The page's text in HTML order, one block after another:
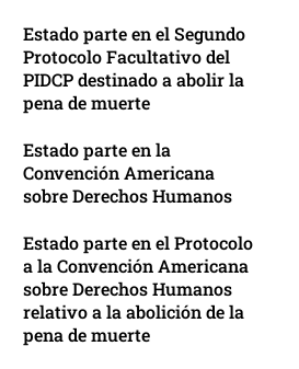
Estado parte en el Segundo
Protocolo Facultativo del
PIDCP destinado a abolir la
pena de muerte
Estado parte en la
Convención Americana
sobre Derechos Humanos
Estado parte en el Protocolo
a la Convención Americana
sobre Derechos Humanos
relativo a la abolición de la
pena de muerte